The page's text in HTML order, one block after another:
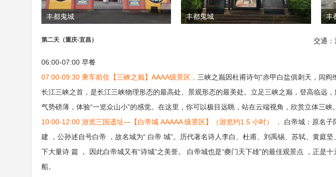
丰都鬼城 丰都鬼城 丰
第二天（重庆-宜昌） 交通：
06:00-07:00 早餐
07:00-09:30 乘车前住【三峡之巅】AAAA级景区， 三峡之巅因杜甫诗句“赤甲白盐俱刺天，闾
长江三峡之首，是长江三峡物理形态的最高处、景观形态的最美处。立足三峡之巅，登高临远
气势磅薄，体验“一览众山小”的感觉。在这里，你可以极目远眺，站在云端视角，欣赏立体三峡。
10:00-12:00 游览三国遗址—【白帝城 AAAAA 级景区】（游览约1.5 小时） ， 白帝城：原名子
建 ，公孙述自号白帝 ，故名城为“ 白帝 城”。历代著名诗人李白、杜甫、刘禹锡、苏轼、黄庭
下大量诗 篇 ， 因此白帝城又有“诗城”之美誉。 白帝城也是“夔门天下雄”的最佳观景点 ，正是
船。